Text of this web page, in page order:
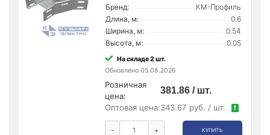
Бренд:
КМ-Профиль
Длина, м:
0.6
Ширина, м:
0.54
Высота, м:
0.05
На складе 2 шт.
Обновлено 05.08.2026
Розничная
цена:
381.86 / шт.
Оптовая цена:343.67 руб. / шт. !
- + КУПИТЬ